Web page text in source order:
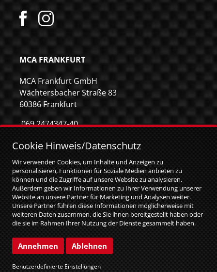
MCA FRANKFURT
MCA Frankfurt GmbH
Wächtersbacher Straße 83
60386 Frankfurt
069 2474347-40
info@mca-frankfurt.de
© MCA GmbH 2026|web relaunch by attentio
Impressum
Datenschutz
Cookie Hinweis/Datenschutz
Wir verwenden Cookies, um Inhalte und Anzeigen zu
personalisieren, Funktionen für Soziale Medien anbieten zu
können und die Zugriffe auf unsere Website zu analysieren.
Außerdem geben wir Informationen zu Ihrer Verwendung unserer
Website an unsere Partner für Marketing und Analysen weiter.
Unsere Partner führen diese Informationen möglicherweise mit
weiteren Daten zusammen, die Sie ihnen bereitgestellt haben oder
die sie im Rahmen Ihrer Nutzung der Dienste gesammelt haben.
Website weiterhin nutzen.
Annehmen Ablehnen
Benutzerdefinierte Einstellungen